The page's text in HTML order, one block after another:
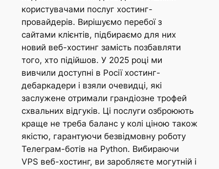
користувачами послуг хостинг-
провайдерів. Вирішуємо перебої з
сайтами клієнтів, підбираємо для них
новий веб-хостинг замість позбавляти
того, хто підійшов. У 2025 році ми
вивчили доступні в Росії хостинг-
дебаркадери і взяли очевидці, які
заслужене отримали грандіозне трофей
схвальних відгуків. Ці послуги озброюють
краще не треба баланс у колі ціною також
якістю, гарантуючи безвідмовну роботу
Телеграм-ботів на Python. Вибираючи
VPS веб-хостинг, ви заробляєте могутній і